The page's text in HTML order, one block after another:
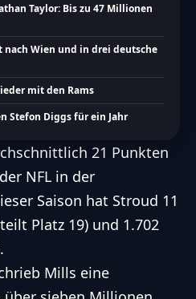
Taylor: Bis zu 47 Millionen
nach Wien und in drei deutsche
mit den Rams
Stefon Diggs für ein Jahr
21 Punkten
NFL in der
Saison hat Stroud 11
Platz 19) und 1.702
Mills eine